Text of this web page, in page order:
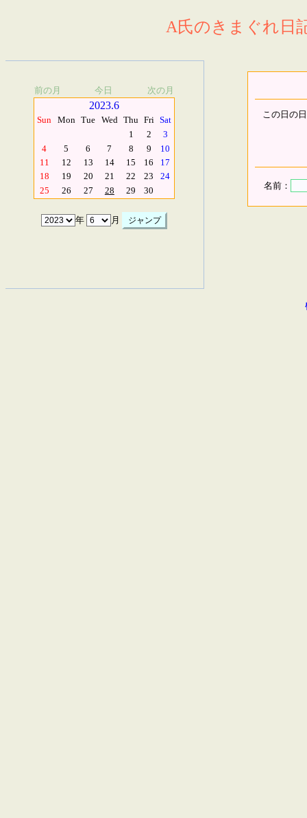
A氏のきまぐれ日
前の月 今日 次の月
2023.6
Sun Mon Tue Wed Thu Fri Sat
1
2
3
4
5 6 7 8 9
10
11
12 13 14 15 16
17
18
19 20 21 22 23
24
25
26 27 28 29 30
年 月
この日の
名前：